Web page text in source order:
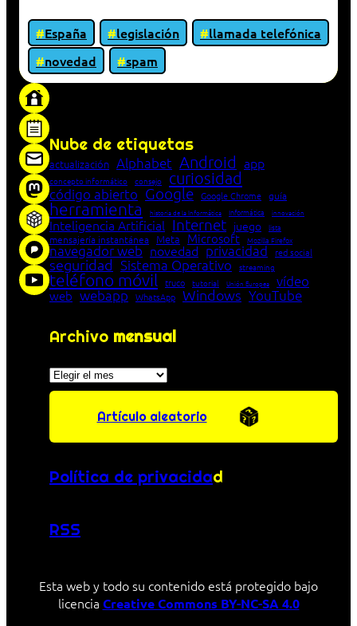
España legislación
llamada telefónica
novedad
spam
Nube de etiquetas
actualización Alphabet Android app
concepto informático consejo curiosidad
código abierto Google Google Chrome guía
herramienta historia de la Informática Informática innovación
Inteligencia Artificial Internet juego lista
mensajería instantánea Meta Microsoft Mozilla Firefox
navegador web novedad privacidad red social
seguridad Sistema Operativo streaming
teléfono móvil truco tutorial Unión Europea vídeo
web webapp WhatsApp Windows YouTube
Archivo mensual
Archivos
Artículo aleatorio
Política de privacidad
RSS
Esta web y todo su contenido está protegido bajo
licencia Creative Commons BY-NC-SA 4.0